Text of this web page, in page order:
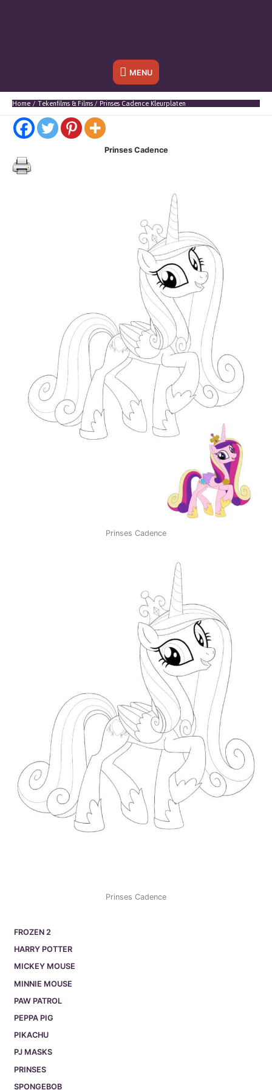
Onder
header
MENU
Home Tekenfilms & Films Prinses Cadence Kleurplaten
FROZEN 2
HARRY POTTER
MICKEY MOUSE
MINNIE MOUSE
PAW PATROL
PEPPA PIG
PIKACHU
PJ MASKS
PRINSES
SPONGEBOB
Prinses Cadence
Prinses Cadence
Prinses Cadence